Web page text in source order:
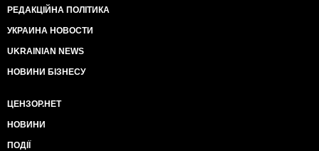
РЕДАКЦІЙНА ПОЛІТИКА
УКРАИНА НОВОСТИ
UKRAINIAN NEWS
НОВИНИ БІЗНЕСУ
ЦЕНЗОР.НЕТ
НОВИНИ
ПОДІЇ